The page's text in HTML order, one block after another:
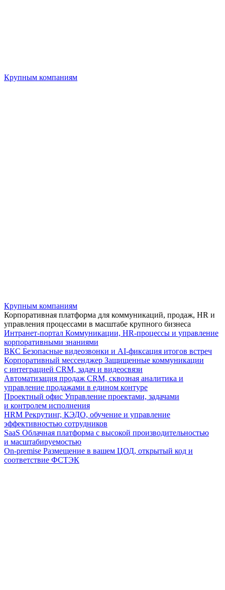
Крупным компаниям
Крупным компаниям
Корпоративная платформа для коммуникаций, продаж, HR и
управления процессами в масштабе крупного бизнеса
Интранет-портал Коммуникации, HR-процессы и управление
корпоративными знаниями
ВКС Безопасные видеозвонки и AI-фиксация итогов встреч
Корпоративный мессенджер Защищенные коммуникации
с интеграцией CRM, задач и видеосвязи
Автоматизация продаж CRM, сквозная аналитика и
управление продажами в едином контуре
Проектный офис Управление проектами, задачами
и контролем исполнения
HRM Рекрутинг, КЭДО, обучение и управление
эффективностью сотрудников
SaaS Облачная платформа с высокой производительностью
и масштабируемостью
On-premise Размещение в вашем ЦОД, открытый код и
соответствие ФСТЭК